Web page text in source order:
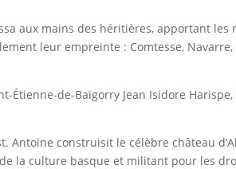
aux mains des héritières, apportant
leur empreinte : Comtesse,
Étienne-de-Baïgorry Jean Isidore
Antoine construisit le célèbre château
la culture basque et militant pour les